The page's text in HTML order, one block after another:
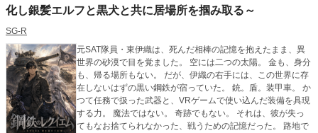
化し銀髪エルフと黒犬と共に居場所を掴み取る～
SG-R
元SAT隊員・東伊織は、死んだ相棒の記憶を抱えたまま、異
世界の砂漠で目を覚ました。 空には二つの太陽。 金も、身分
も、帰る場所もない。 だが、伊織の右手には、この世界に存
在しないはずの黒い鋼鉄が宿っていた。 銃。盾。装甲車。 か
つて任務で扱った武器と、VRゲームで使い込んだ装備を具現
する力。 魔法ではない。 奇跡でもない。 それは、彼が失っ
てもなお捨てられなかった、戦うための記憶だった。 路地で